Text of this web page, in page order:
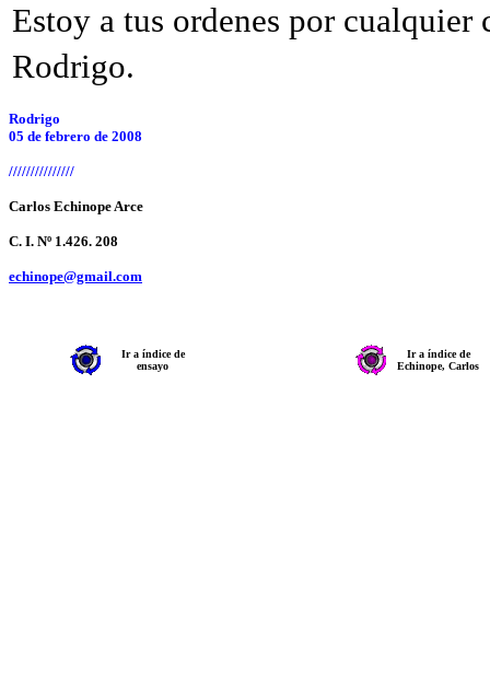
Estoy a tus ordenes por cualquier
Rodrigo.
Rodrigo
05 de febrero de 2008
///////////////
Carlos Echinope Arce
C. I. Nº 1.426. 208
echinope@gmail.com
Ir a índice de
ensayo
Ir a índice de
Echinope, Carlos